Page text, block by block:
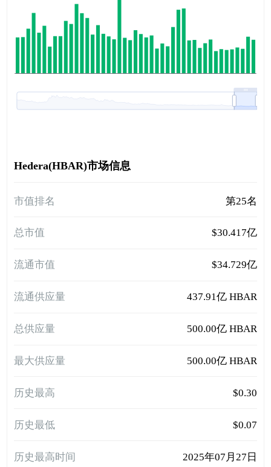
Hedera(HBAR)市场信息
市值排名 第25名
总市值 $30.417亿
流通市值 $34.729亿
流通供应量 437.91亿 HBAR
总供应量 500.00亿 HBAR
最大供应量 500.00亿 HBAR
历史最高 $0.30
历史最低 $0.07
历史最高时间 2025年07月27日